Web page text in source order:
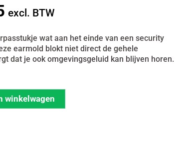
Huidige
is:
€ 3,95.
excl. BTW
wat aan het einde van een security
earmold blokt niet direct de gehele
dat je ook omgevingsgeluid kan blijven horen.
winkelwagen